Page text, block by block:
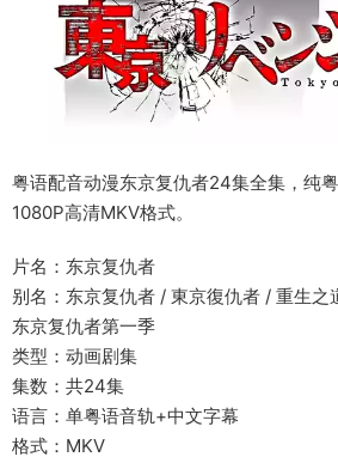
粤语配音动漫东京复仇者24集全集，纯
1080P高清MKV格式。
片名：东京复仇者
别名：东京复仇者 / 東京復仇者 / 重生
东京复仇者第一季
类型：动画剧集
集数：共24集
语言：单粤语音轨+中文字幕
格式：MKV